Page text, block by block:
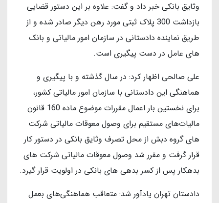
وثایق بانکی خبر داد و گفت: علاوه بر این دستور قضایی
بازداشت 300 پلاک ثبتی مورد رهن دیگر صادر شده و از
طریق نماینده دادستانی در سازمان امور مالیاتی و بانک
های عامل در دست پیگیری است.
علی صالحی اظهار کرد: در سال گذشته و با پیگیری و
هماهنگی این دادستانی با سازمان امور مالیاتی کشور،
برای نخستین بار اعمال مقررات موضوع ماده 160 قانون
مالیات‌های مستقیم برای وصول معوقات مالیاتی شرکت
های گروه دبش از محل تصرف وثایق بانکی در دستور کار
قرار گرفت و مقرر شد وصول معوقات مالیاتی شرکت های
بدهکار پس از کسر بدهی های بانکی در اولویت قرار گیرد.
دادستان تهران یادآور شد: متعاقب هماهنگی‌های بعمل